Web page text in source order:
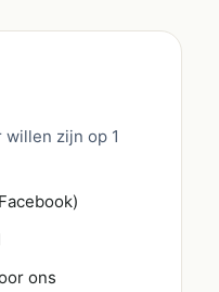
willen zijn op 1
ons